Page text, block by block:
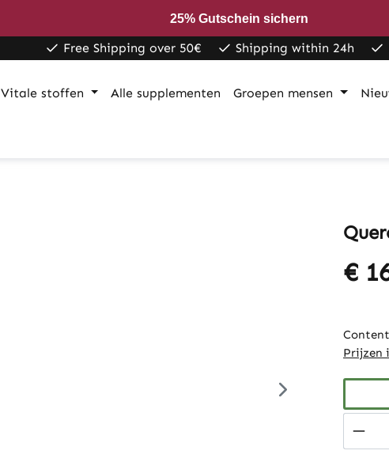
25% Gutschein sichern
Free Shipping over 50€ Shipping within 24h
Vitale stoffen Alle supplementen Groepen mensen
€
Prijzen